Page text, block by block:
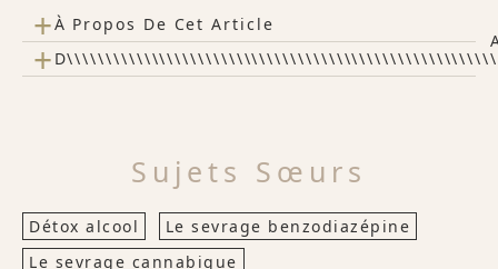
+À Propos De Cet Article
+
Sujets Sœurs
Détox alcool
Le sevrage benzodiazépine
Le sevrage cannabique